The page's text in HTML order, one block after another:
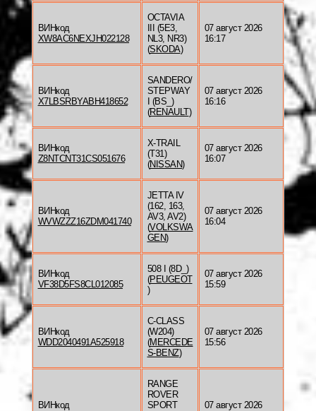
ВИНкод
XW8AC6NEXJH022128
OCTAVIA
III (5E3,
NL3, NR3)
(SKODA)
07 август 2026
16:17
ВИНкод
X7LBSRBYABH418652
SANDERO/
STEPWAY
I (BS_)
(RENAULT)
07 август 2026
16:16
ВИНкод
Z8NTCNT31CS051676
X-TRAIL
(T31)
(NISSAN)
07 август 2026
16:07
ВИНкод
WVWZZZ16ZDM041740
JETTA IV
(162, 163,
AV3, AV2)
(VOLKSWA
GEN)
07 август 2026
16:04
ВИНкод
VF38D5FS8CL012085
508 I (8D_)
(PEUGEOT
)
07 август 2026
15:59
ВИНкод
WDD2040491A525918
C-CLASS
(W204)
(MERCEDE
S-BENZ)
07 август 2026
15:56
ВИНкод
RANGE
ROVER
SPORT
07 август 2026